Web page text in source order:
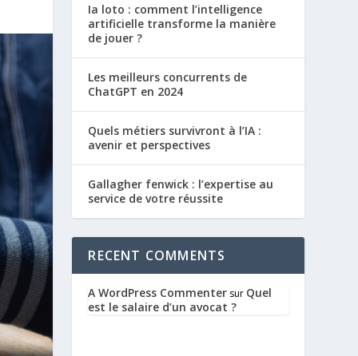
Ia loto : comment l’intelligence
artificielle transforme la manière
de jouer ?
Les meilleurs concurrents de
ChatGPT en 2024
Quels métiers survivront à l’IA :
avenir et perspectives
Gallagher fenwick : l’expertise au
service de votre réussite
RECENT COMMENTS
A WordPress Commenter sur Quel
est le salaire d’un avocat ?